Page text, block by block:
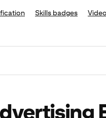
Skills badges